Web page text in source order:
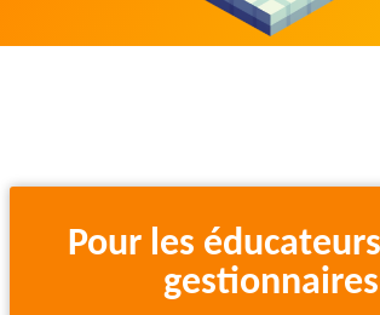
Pour les
gestionnaires